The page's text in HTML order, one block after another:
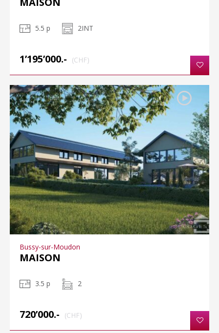
5.5 p 2INT
1’195’000.- (CHF)
Bussy-sur-Moudon
MAISON
3.5 p 2
720’000.- (CHF)